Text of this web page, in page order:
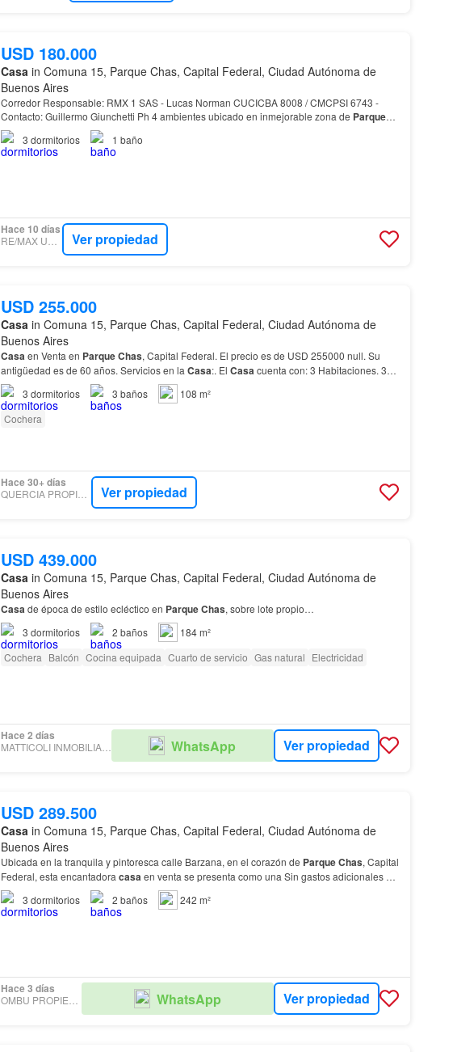
USD 180.000
Casa in Comuna 15, Parque Chas, Capital Federal, Ciudad Autónoma de
Buenos Aires
Corredor Responsable: RMX 1 SAS - Lucas Norman CUCICBA 8008 / CMCPSI 6743 -
Contacto: Guillermo Giunchetti Ph 4 ambientes ubicado en inmejorable zona de Parque
Chas
Cuenta con patio y terraza.…
3 dormitorios 1 baño
Hace 10 días
RE/MAX UNO IV Ver propiedad
USD 255.000
Casa in Comuna 15, Parque Chas, Capital Federal, Ciudad Autónoma de
Buenos Aires
Casaen Venta en ParqueChas, Capital Federal. El precio es de USD 255000 null. Su
antigüedad es de 60 años. Servicios en la Casa:. El Casacuenta con: 3 Habitaciones. 3
Baños…
3 dormitorios 3 baños
108 m²
Cochera
Hace 30+ días
QUERCIA PROPIEDADES Ver propiedad
USD 439.000
Casa in Comuna 15, Parque Chas, Capital Federal, Ciudad Autónoma de
Buenos Aires
Casade época de estilo ecléctico en ParqueChas, sobre lote propio…
3 dormitorios 2 baños
184 m²
Cochera Balcón Cocina equipada Cuarto de servicio Gas natural Electricidad
Hace 2 días
MATTICOLI INMOBILIARIA C.A.B.A WhatsApp Ver propiedad
USD 289.500
Casa in Comuna 15, Parque Chas, Capital Federal, Ciudad Autónoma de
Buenos Aires
Ubicada en la tranquila y pintoresca calle Barzana, en el corazón de ParqueChas, Capital
Federal, esta encantadora casaen venta se presenta como una Sin gastos adicionales y
apto crédito, esta
casaes accesible y se present…
3 dormitorios 2 baños 242 m²
Hace 3 días
WhatsApp Ver propiedad